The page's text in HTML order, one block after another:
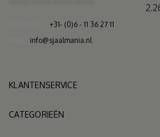
+31- (0)6 - 11 36 27 11
info@sjaalmania.nl
KLANTENSERVICE
CATEGORIEËN